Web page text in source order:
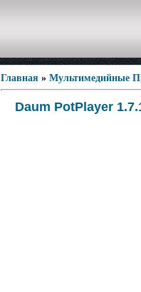
Главная » Мультимедийные
Daum PotPlayer